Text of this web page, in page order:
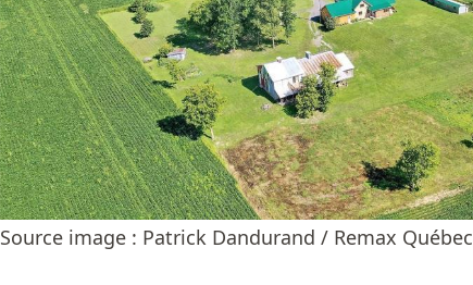
Source image : Patrick Dandurand / Remax Québec